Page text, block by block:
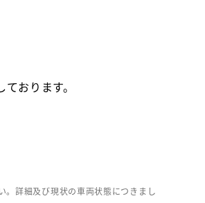
おります。
。詳細及び現状の車両状態につきまし